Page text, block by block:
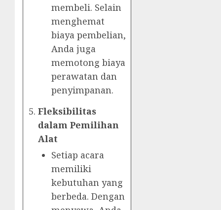
membeli. Selain
menghemat
biaya pembelian,
Anda juga
memotong biaya
perawatan dan
penyimpanan.
Fleksibilitas
dalam Pemilihan
Alat
Setiap acara
memiliki
kebutuhan yang
berbeda. Dengan